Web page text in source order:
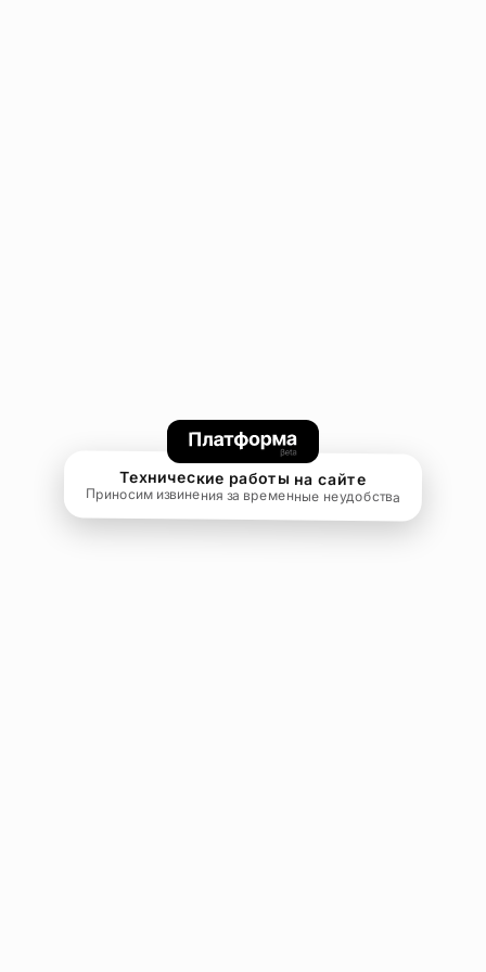
Технические работы на сайте
Приносим извинения за временные неудобства